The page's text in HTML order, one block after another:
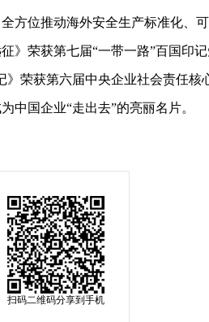
方位推动海外安全生产标准化、
》荣获第七届“一带一路”百国印
》荣获第六届中央企业社会责任核
中国企业“走出去”的亮丽名片。
扫码二维码分享到手机